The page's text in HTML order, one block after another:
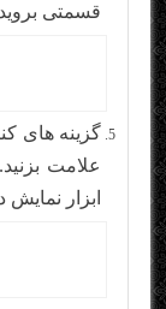
قسمتی بروید
گزینه های
علامت
ابزار